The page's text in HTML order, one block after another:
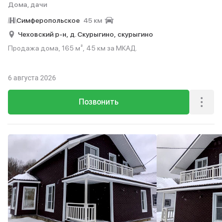
Дома, дачи
Симферопольское 45 км
Чеховский р-н, д. Скурыгино, скурыгино
Продажа дома, 165 м², 45 км за МКАД.
Позвонить
6 августа 2026